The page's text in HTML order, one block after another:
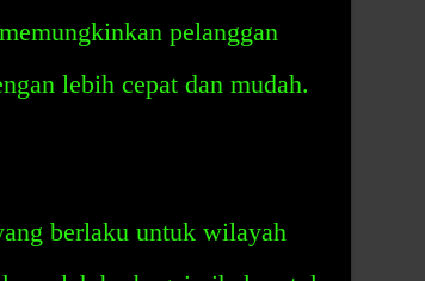
pelanggan
lebih cepat dan mudah.
berlaku untuk wilayah